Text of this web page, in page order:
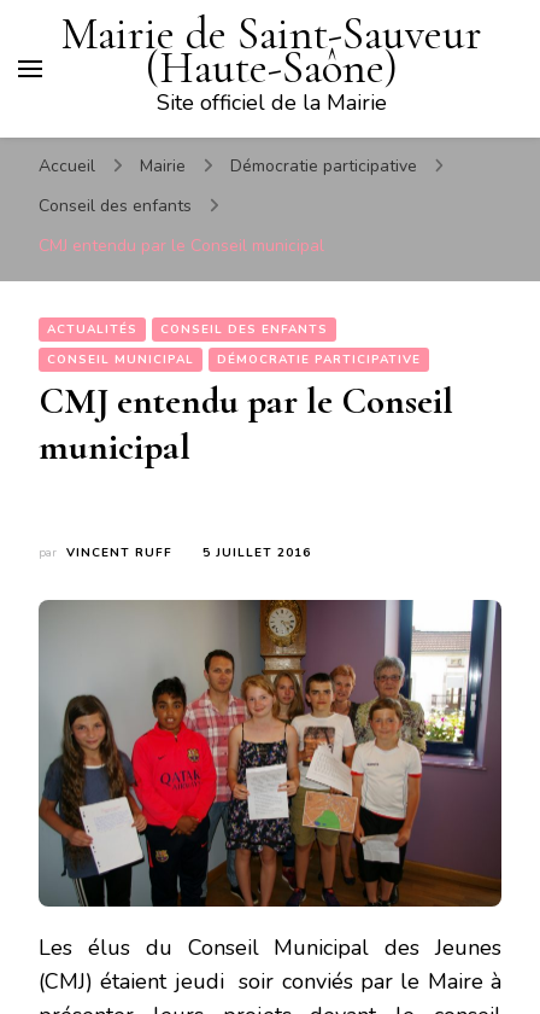
Mairie de Saint-Sauveur
(Haute-Saône)
Site officiel de la Mairie
Accueil Mairie
Démocratie participative
Conseil des enfants
CMJ entendu par le Conseil municipal
ACTUALITÉS
CONSEIL DES ENFANTS
CONSEIL MUNICIPAL
DÉMOCRATIE PARTICIPATIVE
CMJ entendu par le Conseil
municipal
par VINCENT RUFF 5 JUILLET 2016
Les élus du Conseil Municipal des Jeunes
(CMJ) étaient jeudi soir conviés par le Maire à